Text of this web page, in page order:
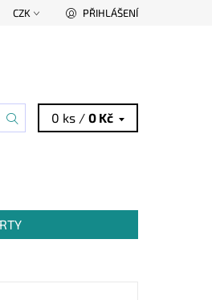
CZK PŘIHLÁŠENÍ
0 ks /0 Kč